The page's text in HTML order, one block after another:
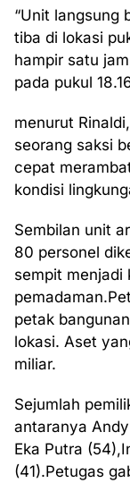
“Unit langsung
tiba di lokasi
hampir satu
pada pukul
menurut
seorang saksi
cepat
kondisi
Sembilan unit
80 personel
sempit menjadi
petak
lokasi. Aset
miliar.
Sejumlah
antaranya
Eka Putra
(41).Petugas